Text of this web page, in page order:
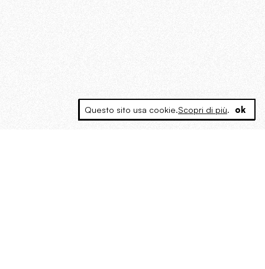
Questo sito usa cookie.Scopri di più. ok